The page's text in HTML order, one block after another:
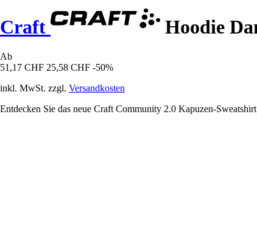
Craft Hoodie
Ab
51,17 CHF 25,58 CHF -50%
inkl. MwSt. zzgl. Versandkosten
Entdecken Sie das neue Craft Community 2.0 Kapuzen-